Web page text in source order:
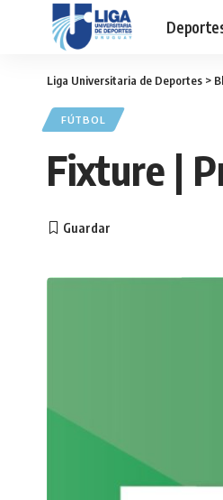
Liga Universitaria de Deportes >
FÚTBOL
Fixture |